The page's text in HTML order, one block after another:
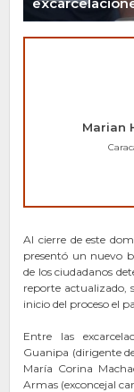
Marian
Al cierre de este
presentó un nuevo
de los ciudadanos
reporte actualizado,
inicio del proceso el
Entre las
Guanipa (dirigente
María Corina
Armas (exconcejal